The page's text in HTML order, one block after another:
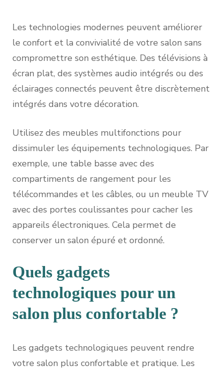
Les technologies modernes peuvent améliorer
le confort et la convivialité de votre salon sans
compromettre son esthétique. Des télévisions à
écran plat, des systèmes audio intégrés ou des
éclairages connectés peuvent être discrètement
intégrés dans votre décoration.
Utilisez des meubles multifonctions pour
dissimuler les équipements technologiques. Par
exemple, une table basse avec des
compartiments de rangement pour les
télécommandes et les câbles, ou un meuble TV
avec des portes coulissantes pour cacher les
appareils électroniques. Cela permet de
conserver un salon épuré et ordonné.
Quels gadgets
technologiques pour un
salon plus confortable ?
Les gadgets technologiques peuvent rendre
votre salon plus confortable et pratique. Les